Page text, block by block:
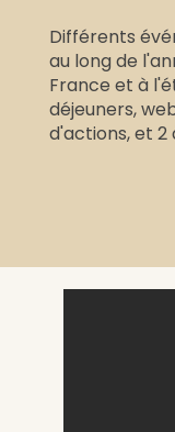
Différents
au long de
France et à
déjeuners,
d'actions, et 2